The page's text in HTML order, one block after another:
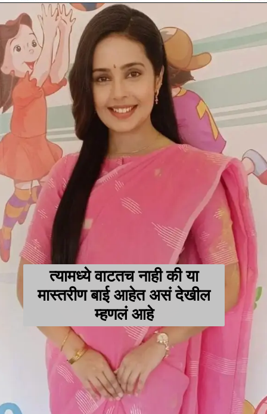
त्यामध्ये वाटतच नाही की या
मास्तरीण बाई आहेत असं देखील
म्हणलं आहे